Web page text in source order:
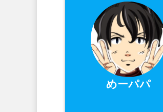
めーパパ